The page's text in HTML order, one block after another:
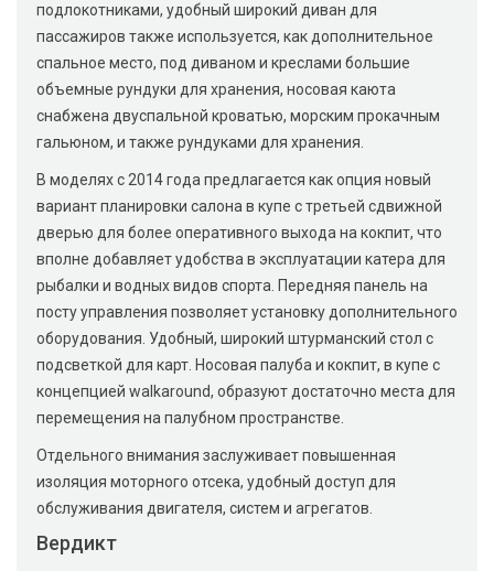
подлокотниками, удобный широкий диван для
пассажиров также используется, как дополнительное
спальное место, под диваном и креслами большие
объемные рундуки для хранения, носовая каюта
снабжена двуспальной кроватью, морским прокачным
гальюном, и также рундуками для хранения.
В моделях с 2014 года предлагается как опция новый
вариант планировки салона в купе с третьей сдвижной
дверью для более оперативного выхода на кокпит, что
вполне добавляет удобства в эксплуатации катера для
рыбалки и водных видов спорта. Передняя панель на
посту управления позволяет установку дополнительного
оборудования. Удобный, широкий штурманский стол с
подсветкой для карт. Носовая палуба и кокпит, в купе с
концепцией walkaround, образуют достаточно места для
перемещения на палубном пространстве.
Отдельного внимания заслуживает повышенная
изоляция моторного отсека, удобный доступ для
обслуживания двигателя, систем и агрегатов.
Вердикт